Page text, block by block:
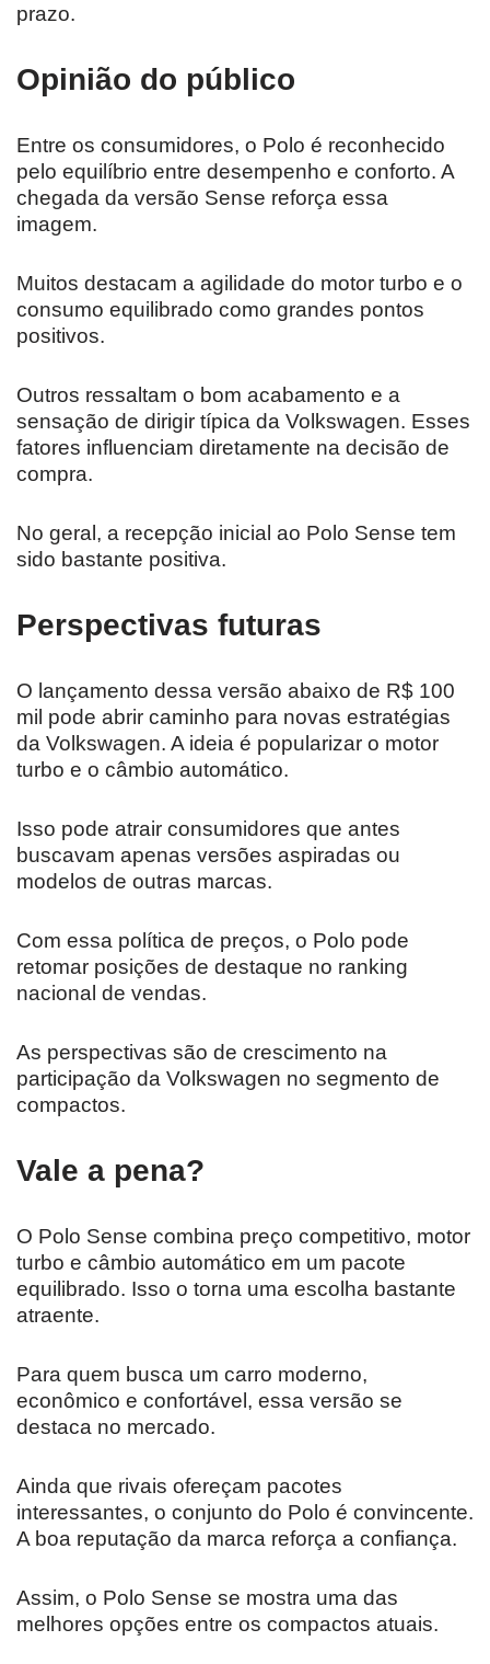
prazo.
Opinião do público
Entre os consumidores, o Polo é reconhecido
pelo equilíbrio entre desempenho e conforto. A
chegada da versão Sense reforça essa
imagem.
Muitos destacam a agilidade do motor turbo e o
consumo equilibrado como grandes pontos
positivos.
Outros ressaltam o bom acabamento e a
sensação de dirigir típica da Volkswagen. Esses
fatores influenciam diretamente na decisão de
compra.
No geral, a recepção inicial ao Polo Sense tem
sido bastante positiva.
Perspectivas futuras
O lançamento dessa versão abaixo de R$ 100
mil pode abrir caminho para novas estratégias
da Volkswagen. A ideia é popularizar o motor
turbo e o câmbio automático.
Isso pode atrair consumidores que antes
buscavam apenas versões aspiradas ou
modelos de outras marcas.
Com essa política de preços, o Polo pode
retomar posições de destaque no ranking
nacional de vendas.
As perspectivas são de crescimento na
participação da Volkswagen no segmento de
compactos.
Vale a pena?
O Polo Sense combina preço competitivo, motor
turbo e câmbio automático em um pacote
equilibrado. Isso o torna uma escolha bastante
atraente.
Para quem busca um carro moderno,
econômico e confortável, essa versão se
destaca no mercado.
Ainda que rivais ofereçam pacotes
interessantes, o conjunto do Polo é convincente.
A boa reputação da marca reforça a confiança.
Assim, o Polo Sense se mostra uma das
melhores opções entre os compactos atuais.